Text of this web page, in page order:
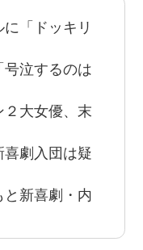
「ドッキリ
泣するのは
２大女優、末
劇入団は疑
と新喜劇・内